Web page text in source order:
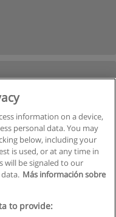
information on a device,
personal data. You may
below, including your
is used, or at any time in
will be signaled to our
Más información sobre
to provide: